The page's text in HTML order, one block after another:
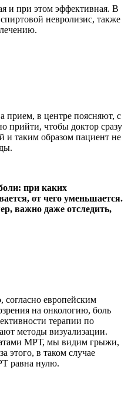
и при этом эффективная. В
невролизис, также
прием, в центре поясняют, с
прийти, чтобы доктор сразу
и таким образом пациент не
при каких
от чего уменьшается.
важно даже отследить,
согласно европейским
на онкологию, боль
терапии по
методы визуализации.
МРТ, мы видим грыжи,
этого, в таком случае
равна нулю.